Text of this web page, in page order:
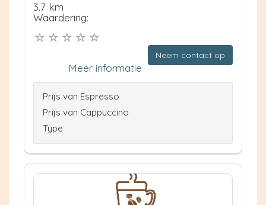
3.7 km
Waardering:
Neem contact op
Meer informatie
Prijs van Espresso
Prijs van Cappuccino
Type